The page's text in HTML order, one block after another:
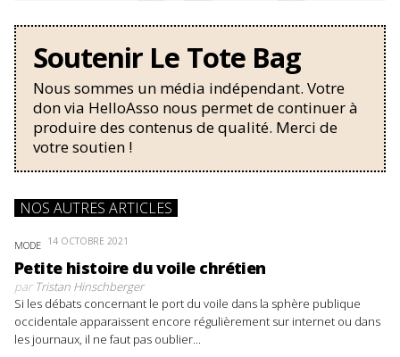
Soutenir Le Tote Bag
Nous sommes un média indépendant. Votre
don via HelloAsso nous permet de continuer à
produire des contenus de qualité. Merci de
votre soutien !
NOS AUTRES ARTICLES
MODE 14 OCTOBRE 2021
Petite histoire du voile chrétien
parTristan Hinschberger
Si les débats concernant le port du voile dans la sphère publique
occidentale apparaissent encore régulièrement sur internet ou dans
les journaux, il ne faut pas oublier...